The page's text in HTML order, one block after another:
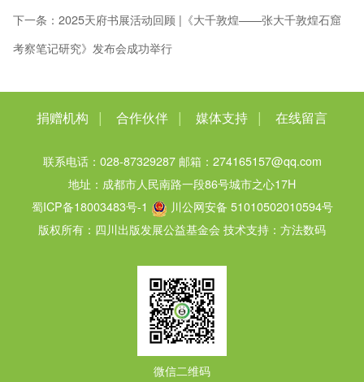
下一条： 2025天府书展活动回顾 |《大千敦煌——张大千敦煌石窟
考察笔记研究》发布会成功举行
捐赠机构 | 合作伙伴 | 媒体支持 | 在线留言
联系电话：028-87329287 邮箱：274165157@qq.com
地址：成都市人民南路一段86号城市之心17H
蜀ICP备18003483号-1
川公网安备 51010502010594号
版权所有：四川出版发展公益基金会 技术支持：方法数码
微信二维码